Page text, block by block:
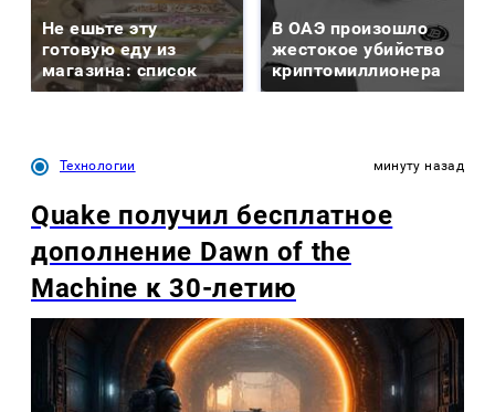
Не ешьте эту
готовую еду из
магазина: список
В ОАЭ произошло
жестокое убийство
криптомиллионера
Технологии минуту назад
Quake получил бесплатное
дополнение Dawn of the
Machine к 30-летию